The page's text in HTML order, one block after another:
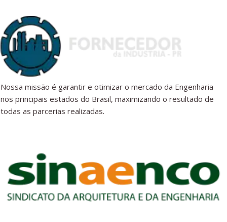
Nossa missão é garantir e otimizar o mercado da Engenharia
nos principais estados do Brasil, maximizando o resultado de
todas as parcerias realizadas.